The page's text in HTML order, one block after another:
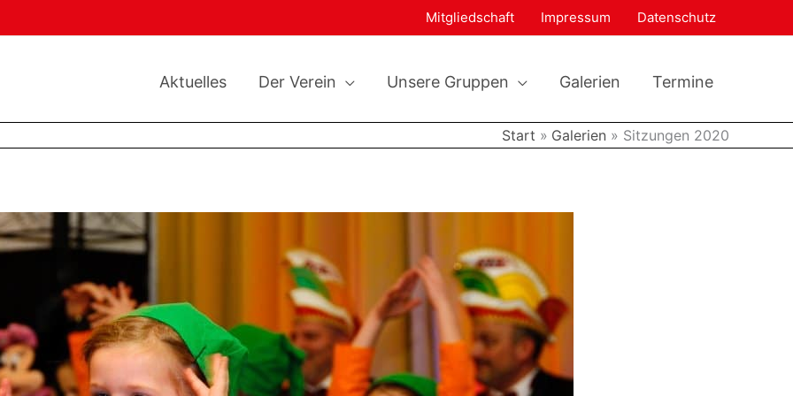
Mitgliedschaft Impressum Datenschutz
Aktuelles Der Verein Unsere Gruppen Galerien Termine
Start Galerien Sitzungen 2020